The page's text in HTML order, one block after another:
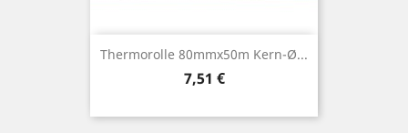
Thermorolle 80mmx50m Kern-Ø...
Preis
7,51 €